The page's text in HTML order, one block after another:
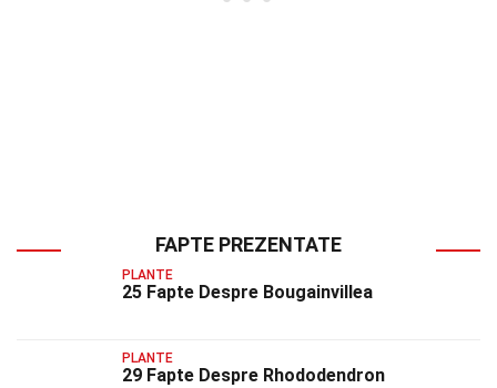
FAPTE PREZENTATE
PLANTE
25 Fapte Despre Bougainvillea
PLANTE
29 Fapte Despre Rhododendron